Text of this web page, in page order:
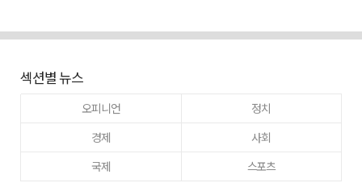
섹션별 뉴스
오피니언
정치
경제
사회
국제
스포츠